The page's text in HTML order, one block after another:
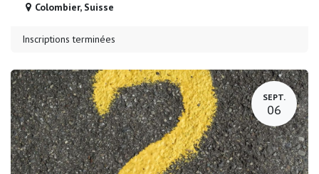
Colombier, Suisse
Inscriptions terminées
SEPT.
06